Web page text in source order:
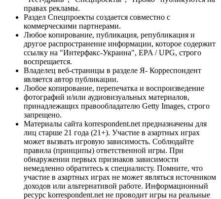
правах рекламы.
Раздел Спецпроекты создается совместно с
коммерческими партнерами.
Любое копирование, публикация, републикация и
другое распространение информации, которое содержит
ссылку на "Интерфакс-Украина", EPA / UPG, строго
воспрещается.
Владелец веб-страницы в разделе Я- Корреспондент
является автор публикации.
Любое копирование, перепечатка и воспроизведение
фотографий и/или аудиовизуальных материалов,
принадлежащих правообладателю Getty Images, строго
запрещено.
Материалы сайта korrespondent.net предназначены для
лиц старше 21 года (21+). Участие в азартных играх
может вызвать игровую зависимость. Соблюдайте
правила (принципы) ответственной игры. При
обнаружении первых признаков зависимости
немедленно обратитесь к специалисту. Помните, что
участие в азартных играх не может являться источником
доходов или альтернативой работе. Информационный
ресурс korrespondent.net не проводит игры на реальные